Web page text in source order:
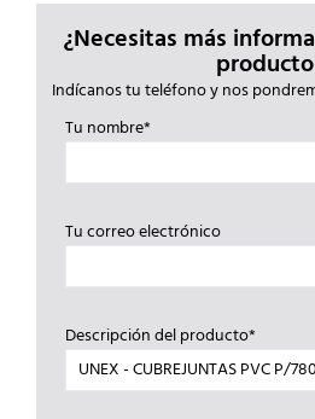
¿Necesitas más
Indícanos tu teléfono y nos
Tu nombre*
Tu correo electrónico
Descripción del producto*